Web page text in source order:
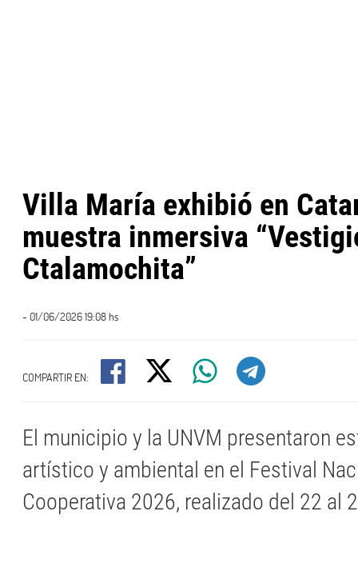
Villa María exhibió en
muestra inmersiva
Ctalamochita”
- 01/06/2026 19:08 hs
COMPARTIR EN:
El municipio y la UNVM presentaron
artístico y ambiental en el Festival
Cooperativa 2026, realizado del 22 al